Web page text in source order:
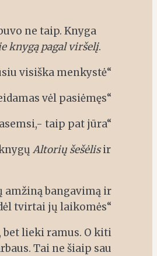
ne taip. Knyga
knygą pagal viršelį.
visiška menkystė“
vėl pasiėmęs“
taip pat jūra“
Altorių šešėlisir
amžiną bangavimą ir
tvirtai jų laikomės“
bet lieki ramus. O kiti
Tai ne šiaip sau